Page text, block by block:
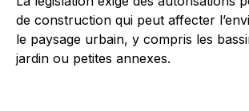
de construction qui peut affecter
le paysage urbain, y compris les
jardin ou petites annexes.